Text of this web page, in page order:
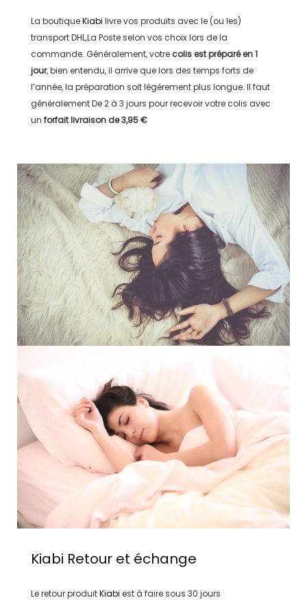
La boutiqueKiabi livre vos produits avec le (ou les)
transportDHL,La Posteselon vos choix lors de la
commande. Généralement, votre colis est préparé en1
jour, bien entendu, il arrive que lors des temps forts de
l’année, la préparation soit légérement plus longue. Il faut
généralementDe 2 à 3 jours pour recevoir votre colis avec
un forfait livraison de3,95 €
Kiabi Retour et échange
Le retour produitKiabi est à faire sous 30 jours